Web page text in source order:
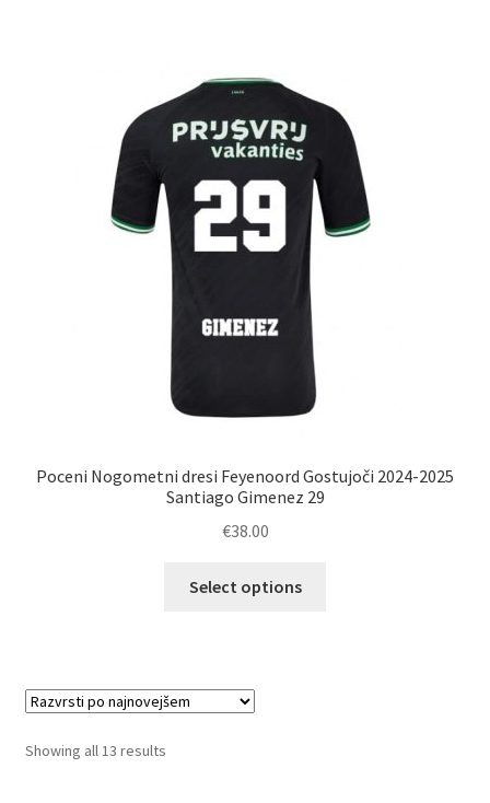
lahko
izberete
strani
izdelka
Poceni Nogometni dresi Feyenoord Gostujoči 2024-2025
Santiago Gimenez 29
€38.00
Select options
Showing all 13 resultsSorted